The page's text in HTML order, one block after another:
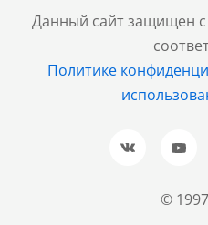
©
Данный сайт защищен
Политике
Санкт-Петербург
+7 (812) 600-77-33
Барнаул
Новосибирск